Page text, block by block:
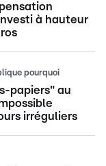
à hauteur
pourquoi
papiers" au
irréguliers